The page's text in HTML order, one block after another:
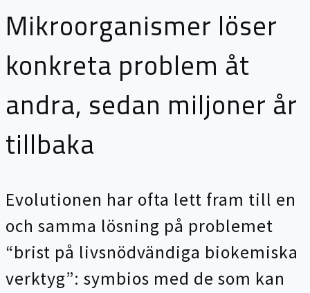
Mikroorganismer löser
konkreta problem åt
andra, sedan miljoner år
tillbaka
Evolutionen har ofta lett fram till en
och samma lösning på problemet
“brist på livsnödvändiga biokemiska
verktyg”: symbios med de som kan